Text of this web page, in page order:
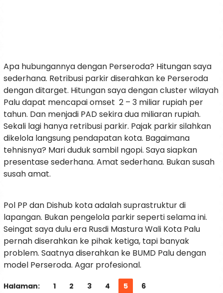
Apa hubungannya dengan Perseroda? Hitungan saya
sederhana. Retribusi parkir diserahkan ke Perseroda
dengan ditarget. Hitungan saya dengan cluster wilayah
Palu dapat mencapai omset 2 – 3 miliar rupiah per
tahun. Dan menjadi PAD sekira dua miliaran rupiah.
Sekali lagi hanya retribusi parkir. Pajak parkir silahkan
dikelola langsung pendapatan kota. Bagaimana
tehnisnya? Mari duduk sambil ngopi. Saya siapkan
presentase sederhana. Amat sederhana. Bukan susah
susah amat.
Pol PP dan Dishub kota adalah suprastruktur di
lapangan. Bukan pengelola parkir seperti selama ini.
Seingat saya dulu era Rusdi Mastura Wali Kota Palu
pernah diserahkan ke pihak ketiga, tapi banyak
problem. Saatnya diserahkan ke BUMD Palu dengan
model Perseroda. Agar profesional.
Halaman: 1 2 3 4 5 6